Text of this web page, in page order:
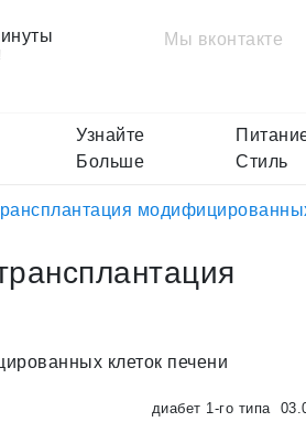
Мы вконтакте
Узнайте
Больше
Стиль
диабет 1-го типа